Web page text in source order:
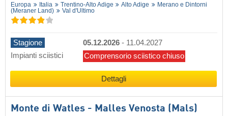
Europa Italia Trentino-Alto Adige Alto Adige
Merano e Dintorni
(Meraner Land)
Val d'Ultimo
Stagione 05.12.2026 - 11.04.2027
Impianti sciistici
Comprensorio sciistico chiuso
Dettagli
Monte di Watles - Malles Venosta (Mals)